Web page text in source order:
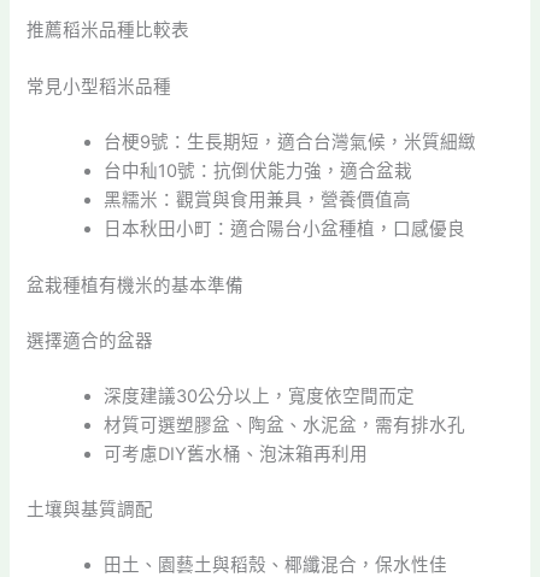
推薦稻米品種比較表
常見小型稻米品種
台梗9號：生長期短，適合台灣氣候，米質細緻
台中秈10號：抗倒伏能力強，適合盆栽
黑糯米：觀賞與食用兼具，營養價值高
日本秋田小町：適合陽台小盆種植，口感優良
盆栽種植有機米的基本準備
選擇適合的盆器
深度建議30公分以上，寬度依空間而定
材質可選塑膠盆、陶盆、水泥盆，需有排水孔
可考慮DIY舊水桶、泡沫箱再利用
土壤與基質調配
田土、園藝土與稻殼、椰纖混合，保水性佳